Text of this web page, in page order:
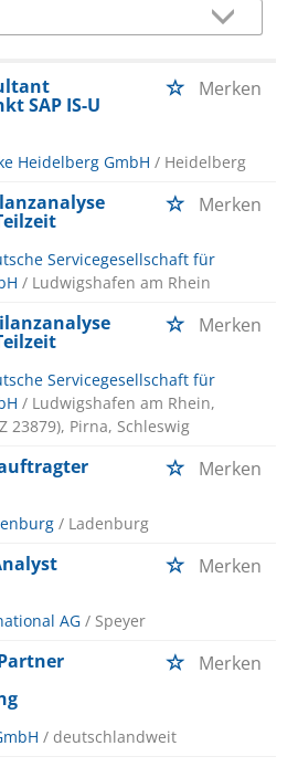
SAP IS-U
Merken
Heidelberg GmbH / Heidelberg
Merken
Servicegesellschaft für
/ Ludwigshafen am Rhein
Merken
Servicegesellschaft für
/ Ludwigshafen am Rhein,
23879), Pirna, Schleswig
Merken
/ Ladenburg
Merken
AG / Speyer
Merken
/ deutschlandweit